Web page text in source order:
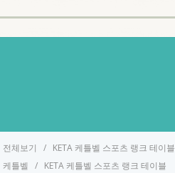
전체보기
KETA 케틀벨 스포츠 랭크 테이블
케틀벨 KETA 케틀벨 스포츠 랭크 테이블